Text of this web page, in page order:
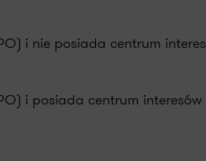
i nie posiada centrum
i posiada centrum